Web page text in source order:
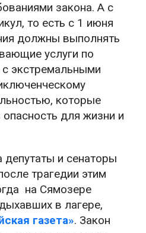
закона. А с
то есть с 1 июня
должны выполнять
услуги по
экстремальными
которые
опасность для жизни и
депутаты и сенаторы
трагедии этим
на Сямозере
в лагере,
газета». Закон